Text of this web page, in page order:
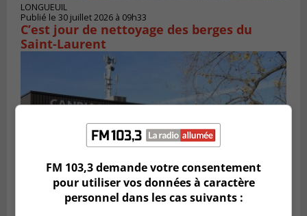
LONGUEUIL
Publié le 30 juillet 2026 à 09h33
C’est jour de nettoyage des berges du
Saint-Laurent
FM 103,3 demande votre consentement
pour utiliser vos données à caractère
personnel dans les cas suivants :